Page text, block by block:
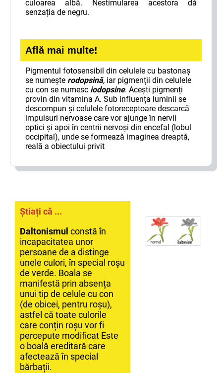
culoarea albă. Nestimularea acestora dă
senzația de negru.
Află mai multe!
Pigmentul fotosensibil din celulele cu bastonaș
se numește rodopsină, iar pigmenții din celulele
cu con se numesc iodopsine. Acești pigmenți
provin din vitamina A. Sub influența luminii se
descompun și celulele fotoreceptoare descarcă
impulsuri nervoase care vor ajunge în nervii
optici și apoi în centrii nervoși din encefal (lobul
occipital), unde se formează imaginea dreaptă,
reală a obiectului privit
Știați că ...
Daltonismul constă în
incapacitatea unor
persoane de a distinge
unele culori, în special roșu
de verde. Boala se
manifestă prin absența
unui tip de celule cu con
(de obicei, pentru roșu),
astfel că toate culorile
care conțin roșu vor fi
percepute modificat Este
o boală ereditară care
afectează în special
bărbații.